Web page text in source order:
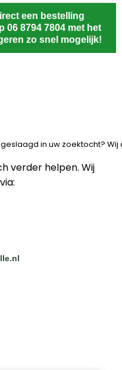
een bestelling
06 8794 7804 met het
zo snel mogelijk!
in uw zoektocht?
verder helpen. Wij